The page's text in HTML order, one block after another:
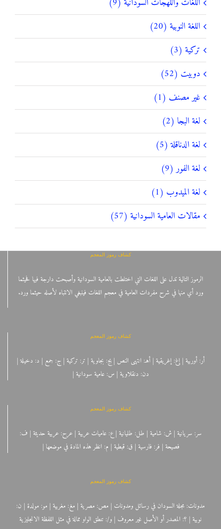
اللغة النوبية (20)
تركية (3)
دوبيت (52)
غير مصنف (1)
لغة البجا (2)
لغة الدناقلة (5)
لغة الفور (9)
لغة الميدوب (1)
مقالات العامية السودانية (57)
كشاف رموز المعجم
الرموز التالية تدل على اللغات التي اختلطت بالعامية السودانية وأصبحت دارجة فيها فحيثما
ورد أي منها في شرح مفردات العامية في معجم اللغات فينبغي الانتباه لأصله حيثما ورد.
كشاف رموز المعجم
أر: أوربية | إغ: إغريقية | أهـ: انتهى النص | بج: بجاوية | تر: تركية | ج: جمع | د: دخيلة |
دن: دنقلاوية | س: عامية سودانية |
كشاف رموز المعجم
سر: سريانية | ش: شامية | طل: طليانية | ع: عاميات عربية | عرح: عربية حديثة | ف:
فصيحة | فر: فارسية | ق: قبطية | م: انظر هذه المادة في موضعها |
كشاف رموز المعجم
مدونات: مجلة السودان في رسائل ومدونات | مص: مصرية | مغ: مغربية | مو: مولدة | ن:
نوبية | ؟: المصدر أو الأصل غير معروف | و/: تنطق الواو ممالة في مثل اللفظة الانجليزية